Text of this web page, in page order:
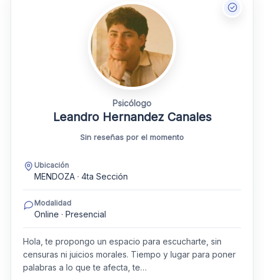
Psicólogo
Leandro Hernandez Canales
Sin reseñas por el momento
Ubicación
MENDOZA · 4ta Sección
Modalidad
Online · Presencial
Hola, te propongo un espacio para escucharte, sin
censuras ni juicios morales. Tiempo y lugar para poner
palabras a lo que te afecta, te…